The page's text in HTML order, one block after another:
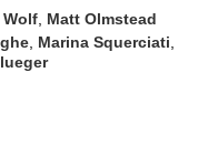
Wolf Matt Olmstead
Marina Squerciati